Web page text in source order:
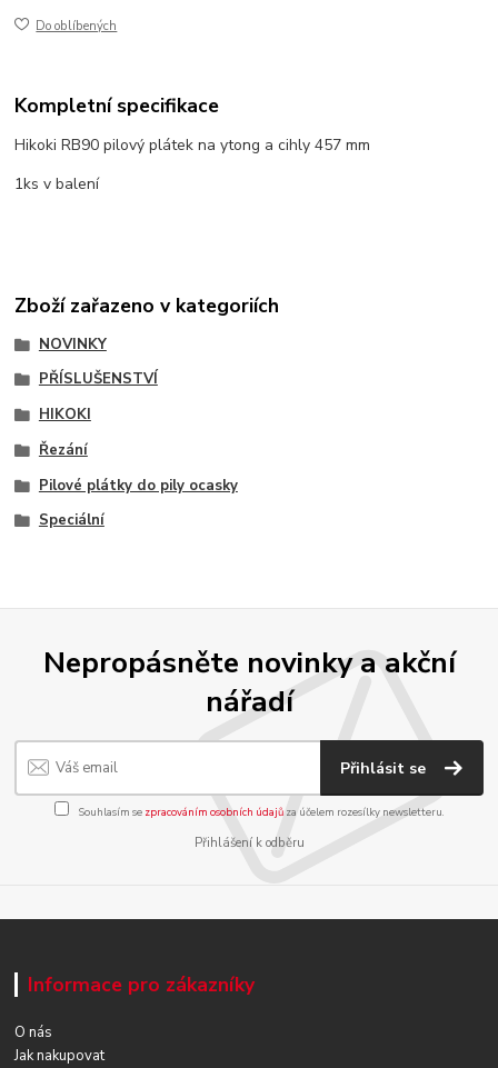
Do oblíbených
Kompletní specifikace
Hikoki RB90 pilový plátek na ytong a cihly 457 mm
1ks v balení
Zboží zařazeno v kategoriích
NOVINKY
PŘÍSLUŠENSTVÍ
HIKOKI
Řezání
Pilové plátky do pily ocasky
Speciální
Nepropásněte novinky a akční
nářadí
Přihlásit se
Souhlasím se zpracováním osobních údajůza účelem rozesílky newsletteru.
Přihlášení k odběru
Informace pro zákazníky
O nás
Jak nakupovat